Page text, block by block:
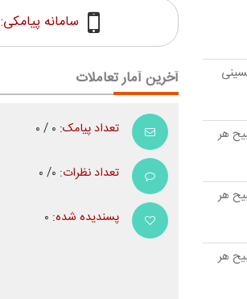
هر
هر
هر
سامانه پیامکی:
آخرین آمار تعاملات
تعداد پیامک:
تعداد نظرات:
پسندیده شده: